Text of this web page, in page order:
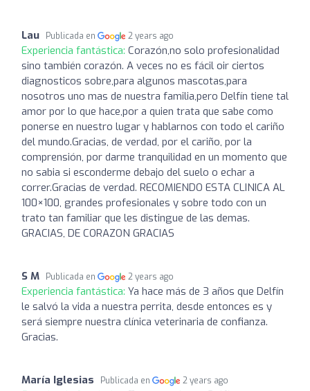
Lau Publicada en 2 years ago
Experiencia fantástica: Corazón,no solo profesionalidad
sino también corazón. A veces no es fácil oir ciertos
diagnosticos sobre,para algunos mascotas,para
nosotros uno mas de nuestra familia,pero Delfín tiene tal
amor por lo que hace,por a quien trata que sabe como
ponerse en nuestro lugar y hablarnos con todo el cariño
del mundo.Gracias, de verdad, por el cariño, por la
comprensión, por darme tranquilidad en un momento que
no sabia si esconderme debajo del suelo o echar a
correr.Gracias de verdad. RECOMIENDO ESTA CLINICA AL
100×100, grandes profesionales y sobre todo con un
trato tan familiar que les distingue de las demas.
GRACIAS, DE CORAZON GRACIAS
S M Publicada en 2 years ago
Experiencia fantástica: Ya hace más de 3 años que Delfín
le salvó la vida a nuestra perrita, desde entonces es y
será siempre nuestra clínica veterinaria de confianza.
Gracias.
María Iglesias Publicada en 2 years ago